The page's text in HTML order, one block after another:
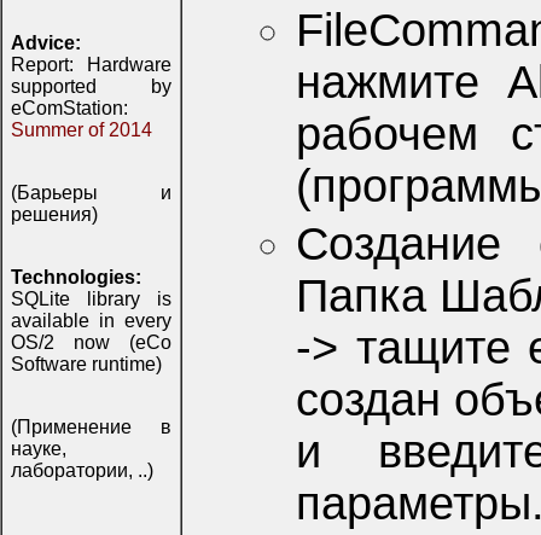
Advice:
Report: Hardware
supported by
eComStation:
Summer of 2014
(Барьеры и
решения)
Technologies:
SQLite library is
available in every
OS/2 now (eCo
Software runtime)
(Применение в
науке,
лаборатории, ..)
нажмите
рабочем
Создание
Папка
-> тащите
создан
и